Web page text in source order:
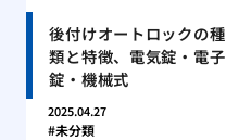
後付けオートロックの種
類と特徴、電気錠・電子
錠・機械式
2025.04.27
未分類